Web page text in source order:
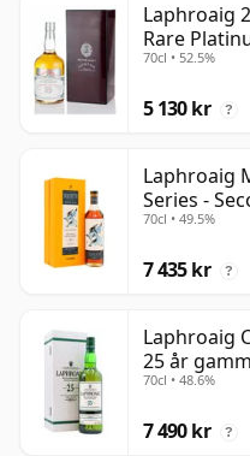
Laphroaig
Rare
70cl • 52.5%
5 130 kr ?
Laphroaig
Series -
70cl • 49.5%
7 435 kr ?
Laphroaig
25 år
70cl • 48.6%
7 490 kr ?